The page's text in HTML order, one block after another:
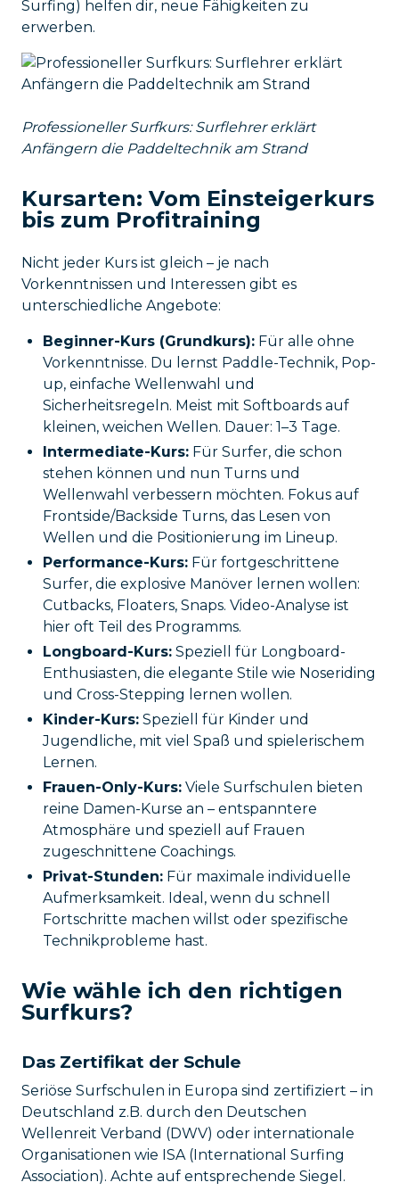
Surfing) helfen dir, neue Fähigkeiten zu
erwerben.
Professioneller Surfkurs: Surflehrer erklärt
Anfängern die Paddeltechnik am Strand
Kursarten: Vom Einsteigerkurs
bis zum Profitraining
Nicht jeder Kurs ist gleich – je nach
Vorkenntnissen und Interessen gibt es
unterschiedliche Angebote:
Beginner-Kurs (Grundkurs): Für alle ohne
Vorkenntnisse. Du lernst Paddle-Technik, Pop-
up, einfache Wellenwahl und
Sicherheitsregeln. Meist mit Softboards auf
kleinen, weichen Wellen. Dauer: 1–3 Tage.
Intermediate-Kurs: Für Surfer, die schon
stehen können und nun Turns und
Wellenwahl verbessern möchten. Fokus auf
Frontside/Backside Turns, das Lesen von
Wellen und die Positionierung im Lineup.
Performance-Kurs: Für fortgeschrittene
Surfer, die explosive Manöver lernen wollen:
Cutbacks, Floaters, Snaps. Video-Analyse ist
hier oft Teil des Programms.
Longboard-Kurs: Speziell für Longboard-
Enthusiasten, die elegante Stile wie Noseriding
und Cross-Stepping lernen wollen.
Kinder-Kurs: Speziell für Kinder und
Jugendliche, mit viel Spaß und spielerischem
Lernen.
Frauen-Only-Kurs: Viele Surfschulen bieten
reine Damen-Kurse an – entspanntere
Atmosphäre und speziell auf Frauen
zugeschnittene Coachings.
Privat-Stunden: Für maximale individuelle
Aufmerksamkeit. Ideal, wenn du schnell
Fortschritte machen willst oder spezifische
Technikprobleme hast.
Wie wähle ich den richtigen
Surfkurs?
Das Zertifikat der Schule
Seriöse Surfschulen in Europa sind zertifiziert – in
Deutschland z.B. durch den Deutschen
Wellenreit Verband (DWV) oder internationale
Organisationen wie ISA (International Surfing
Association). Achte auf entsprechende Siegel.